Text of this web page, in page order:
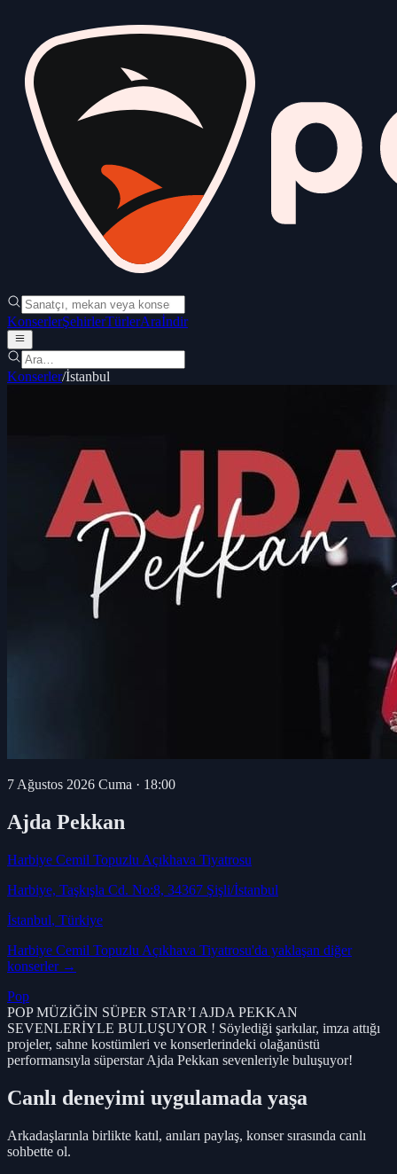
KonserlerŞehirlerTürlerAraİndir
Konserler/İstanbul
7 Ağustos 2026 Cuma · 18:00
Ajda Pekkan
Harbiye Cemil Topuzlu Açıkhava Tiyatrosu
Harbiye, Taşkışla Cd. No:8, 34367 Şişli/İstanbul
İstanbul, Türkiye
Harbiye Cemil Topuzlu Açıkhava Tiyatrosu'da yaklaşan diğer
konserler →
Pop
POP MÜZİĞİN SÜPER STAR’I AJDA PEKKAN
SEVENLERİYLE BULUŞUYOR ! Söylediği şarkılar, imza attığı
projeler, sahne kostümleri ve konserlerindeki olağanüstü
performansıyla süperstar Ajda Pekkan sevenleriyle buluşuyor!
Canlı deneyimi uygulamada yaşa
Arkadaşlarınla birlikte katıl, anıları paylaş, konser sırasında canlı
sohbette ol.